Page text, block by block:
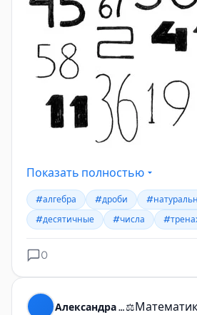
Показать полностью
#алгебра #дроби
#десятичные
#числа
0
⚖️Математик